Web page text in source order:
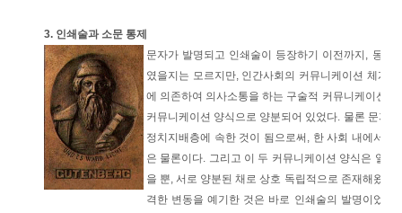
3. 인쇄술과 소문 통제
문자가 발명되고 인쇄술이 등장하기 이전까지, 동서
였을지는 모르지만, 인간사회의 커뮤니케이션 체계
에 의존하여 의사소통을 하는 구술적 커뮤니케이션
커뮤니케이션 양식으로 양분되어 있었다. 물론 문자
정치지배층에 속한 것이 됨으로써, 한 사회 내에서
은 물론이다. 그리고 이 두 커뮤니케이션 양식은 일정
을 뿐, 서로 양분된 채로 상호 독립적으로 존재해왔다
격한 변동을 예기한 것은 바로 인쇄술의 발명이었다